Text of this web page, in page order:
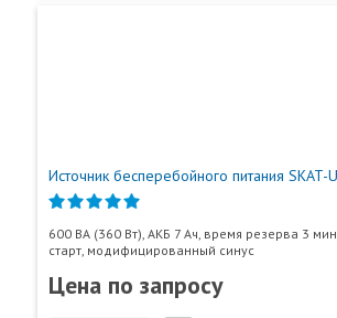
Источник бесперебойного питания
600 ВА (360 Вт), АКБ 7 Ач, время резерва 3
старт, модифицированный синус
Цена по запросу